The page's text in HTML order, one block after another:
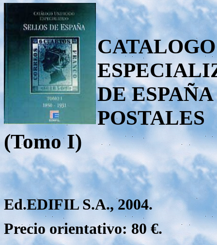
DE
POSTALES
(Tomo I)
Ed.EDIFIL S.A., 2004.
Precio orientativo: 80 €.